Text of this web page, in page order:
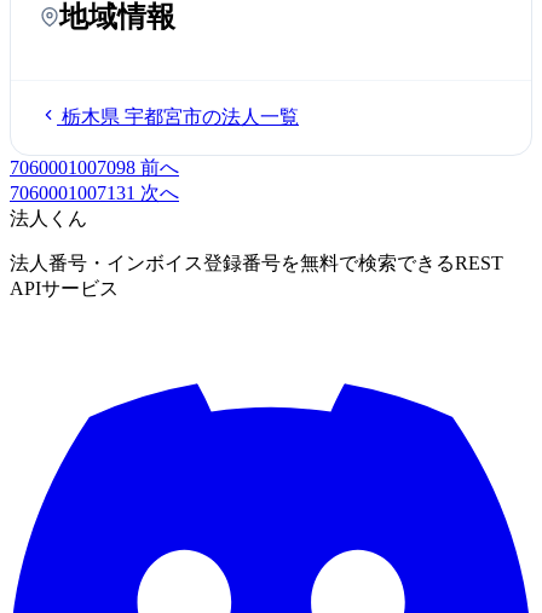
地域情報
栃木県 宇都宮市の法人一覧
7060001007098 前へ
7060001007131 次へ
法人くん
法人番号・インボイス登録番号を無料で検索できるREST
APIサービス